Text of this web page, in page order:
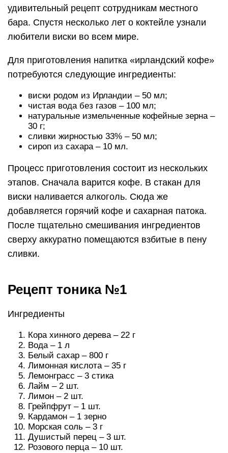
удивительный рецепт сотрудникам местного
бара. Спустя несколько лет о коктейле узнали
любители виски во всем мире.
Для приготовления напитка «ирландский кофе»
потребуются следующие ингредиенты:
виски родом из Ирландии – 50 мл;
чистая вода без газов – 100 мл;
натуральные измельченные кофейные зерна –
30 г;
сливки жирностью 33% – 50 мл;
сироп из сахара – 10 мл.
Процесс приготовления состоит из нескольких
этапов. Сначала варится кофе. В стакан для
виски наливается алкоголь. Сюда же
добавляется горячий кофе и сахарная патока.
После тщательно смешивания ингредиентов
сверху аккуратно помещаются взбитые в пену
сливки.
Рецепт тоника №1
Ингредиенты
Кора хинного дерева – 22 г
Вода – 1 л
Белый сахар – 800 г
Лимонная кислота – 35 г
Лемонграсс – 3 стика
Лайм – 2 шт.
Лимон – 2 шт.
Грейпфрут – 1 шт.
Кардамон – 1 зерно
Морская соль – 3 г
Душистый перец – 3 шт.
Розового перца – 10 шт.